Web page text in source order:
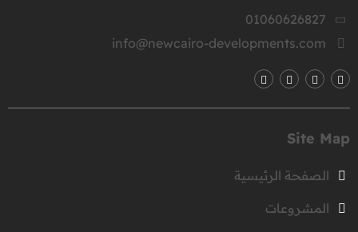
01060626827
info@newcairo-developments.com
Site Map
الصفحة الرئيسية
المشروعات